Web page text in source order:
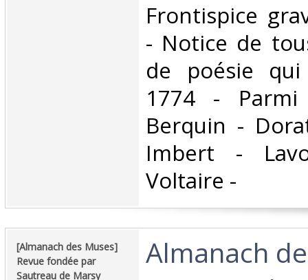
‎Frontispice
- Notice de
de poésie
1774 -
Berquin -
Imbert -
Voltaire - ‎
‎[Almanach des Muses]
Revue fondée par
Sautreau de Marsy‎
‎Almanach